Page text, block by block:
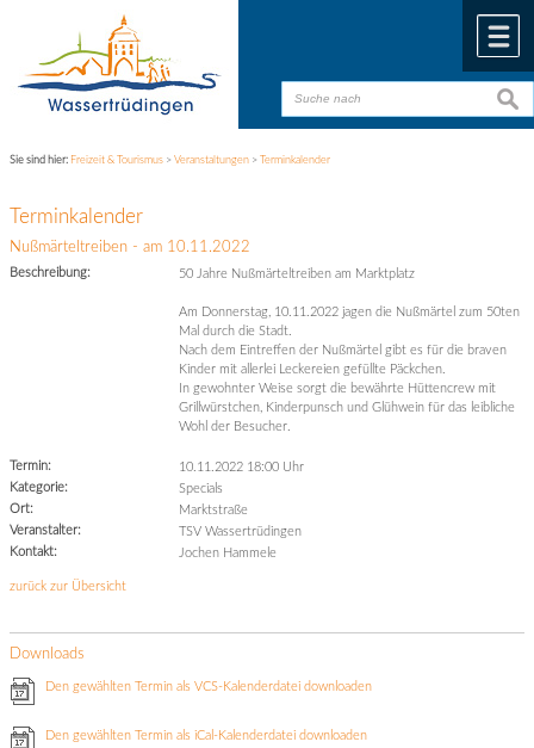
Sie sind hier: Freizeit & Tourismus >Veranstaltungen > Terminkalender
Terminkalender
Nußmärteltreiben - am 10.11.2022
Beschreibung: 50 Jahre Nußmärteltreiben am Marktplatz
Am Donnerstag, 10.11.2022 jagen die Nußmärtel zum 50ten
Mal durch die Stadt.
Nach dem Eintreffen der Nußmärtel gibt es für die braven
Kinder mit allerlei Leckereien gefüllte Päckchen.
In gewohnter Weise sorgt die bewährte Hüttencrew mit
Grillwürstchen, Kinderpunsch und Glühwein für das leibliche
Wohl der Besucher.
Termin:
10.11.2022 18:00 Uhr
Kategorie:
Specials
Ort:
Marktstraße
Veranstalter:
TSV Wassertrüdingen
Kontakt:
Jochen Hammele
zurück zur Übersicht
Downloads
Den gewählten Termin als VCS-Kalenderdatei downloaden
Den gewählten Termin als iCal-Kalenderdatei downloaden